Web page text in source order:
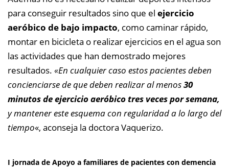
para conseguir resultados sino que el ejercicio
aeróbico de bajo impacto, como caminar rápido,
montar en bicicleta o realizar ejercicios en el agua son
las actividades que han demostrado mejores
resultados. «En cualquier caso estos pacientes deben
concienciarse de que deben realizar al menos30
minutos de ejercicio aeróbico tres veces por semana,
y mantener este esquema con regularidad a lo largo del
tiempo«, aconseja la doctora Vaquerizo.
I jornada de Apoyo a familiares de pacientes con demencia